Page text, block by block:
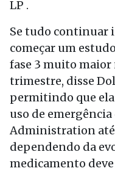
LP .
Se tudo continuar
começar um
fase 3 muito
trimestre, disse
permitindo que
uso de
Administration até
dependendo da
medicamento